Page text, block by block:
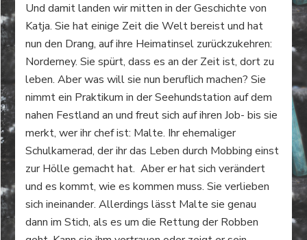
Und damit landen wir mitten in der Geschichte von
Katja. Sie hat einige Zeit die Welt bereist und hat
nun den Drang, auf ihre Heimatinsel zurückzukehren:
Norderney. Sie spürt, dass es an der Zeit ist, dort zu
leben. Aber was will sie nun beruflich machen? Sie
nimmt ein Praktikum in der Seehundstation auf dem
nahen Festland an und freut sich auf ihren Job- bis sie
merkt, wer ihr chef ist: Malte. Ihr ehemaliger
Schulkamerad, der ihr das Leben durch Mobbing einst
zur Hölle gemacht hat. Aber er hat sich verändert
und es kommt, wie es kommen muss. Sie verlieben
sich ineinander. Allerdings lässt Malte sie genau
dann im Stich, als es um die Rettung der Robben